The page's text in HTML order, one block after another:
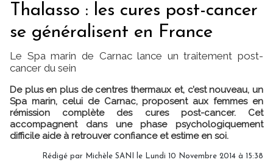
Thalasso : les cures post-cancer
se généralisent en France
Le Spa marin de Carnac lance un traitement post-
cancer du sein
De plus en plus de centres thermaux et, c’est nouveau, un
Spa marin, celui de Carnac, proposent aux femmes en
rémission complète des cures post-cancer. Cet
accompagnent dans une phase psychologiquement
difficile aide à retrouver confiance et estime en soi.
Rédigé par Michèle SANI le Lundi 10 Novembre 2014 à 15:38